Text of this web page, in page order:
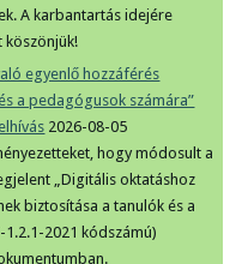
A karbantartás idejére
köszönjük!
egyenlő hozzáférés
a pedagógusok számára”
2026-08-05
hogy módosult a
„Digitális oktatáshoz
biztosítása a tanulók és a
1.2.1-2021 kódszámú)